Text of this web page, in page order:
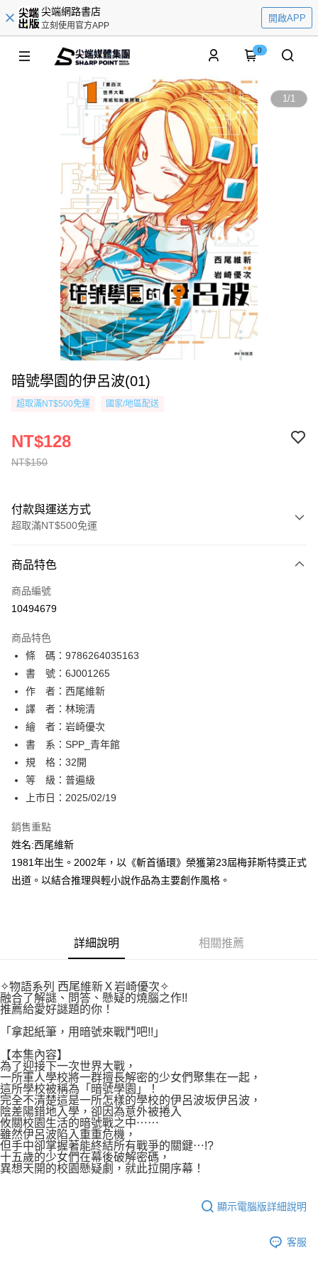
尖端網路書店
立刻使用官方APP
開啟APP
0
1/1
暗號學園的伊呂波(01)
超取滿NT$500免運 國家/地區配送
NT$150
NT$128
付款與運送方式
超取滿NT$500免運
信用卡一次付款
超商取貨付款
相關說明
【關於「AFTEE先享後付」】
AFTEE先享後付是「在收到商品之後才付款」的支付方式。 讓您購物簡單
便利好安心！
１．簡單：不需註冊會員、不需綁卡、不需儲值。
２．便利：只要手機號碼，簡訊認證，即可結帳。
３．安心：先確認商品／服務後，再付款。
【「AFTEE先享後付」結帳流程】
１．於結帳方式選擇「AFTEE先享後付」後，將跳轉至「AFTEE先享後付」
結帳頁面，進行簡訊認證並確認金額後，即可完成結帳。
２．訂單成立數日內，您將收到繳費通知簡訊。
３．收到繳費通知簡訊後14天內，點擊此簡訊中的連結，可透過四大超商／
※ 請注意：結帳手續完成當下不需立刻繳費，但若您需要取消訂單，請聯絡
購買商品的店家。未經商家同意取消之訂單仍視為有效，需透過AFTEE先享
後付繳納相關費用。
※ 交易是否成功請以「AFTEE先享後付 」之結帳頁面顯示為準，若有關於
是否繳費成功／繳費後需取消欲退款等相關疑問，請聯繫「AFTEE先享後付
易，需依本服務之必要範圍內提供個人資料，並將交易相關給付款項請求債
https://aftee.tw/terms/#terms3
３．未成年的使用者請事先徵得法定代理人或監護人之同意方可使用
「AFTEE先享後付」，若未經同意申辦者引起之損失，本公司不負相關責
任。
４．使用「AFTEE先享後付」時，將依據個別帳號之用戶狀況，依本公司即
請求用戶進行身份認證。
５．嚴禁一人註冊多個帳號或使用他人資訊註冊。若發現惡意使用之情形，
恩沛科技股份有限公司將有權停止該用戶之使用額度並採取法律行動。
ATM付款
運送方式
全家取貨付款
每筆NT$80，滿NT$500(含以上)免運費
付款後全家取貨
每筆NT$80，滿NT$500(含以上)免運費
每筆NT$80，滿NT$500(含以上)免運費
付款後萊爾富取貨
每筆NT$80，滿NT$500(含以上)免運費
付款後7-11取貨
宅配
國家/地區配送
商品特色
商品編號
10494679
商品特色
條 碼：9786264035163
書 號：6J001265
作 者：西尾維新
譯 者：林琬清
繪 者：岩崎優次
書 系：SPP_青年館
規 格：32開
等 級：普遍級
上市日：2025/02/19
銷售重點
姓名:西尾維新
1981年出生。2002年，以《斬首循環》榮獲第23屆梅菲斯特獎正式
出道。以結合推理與輕小說作品為主要創作風格。
詳細說明 相關推薦
✧物語系列 西尾維新Ｘ岩崎優次✧
融合了解謎、問答、懸疑的燒腦之作!!
推薦給愛好謎題的你！
「拿起紙筆，用暗號來戰鬥吧!!」
【本集內容】
為了迎接下一次世界大戰，
一所軍人學校將一群擅長解密的少女們聚集在一起，
這所學校被稱為「暗號學園」！
完全不清楚這是一所怎樣的學校的伊呂波坂伊呂波，
陰差陽錯地入學，卻因為意外被捲入
攸關校園生活的暗號戰之中⋯⋯
雖然伊呂波陷入重重危機，
但手中卻掌握著能終結所有戰爭的關鍵⋯!?
十五歲的少女們在幕後破解密碼，
異想天開的校園懸疑劇，就此拉開序幕！
顯示電腦版詳細說明
客服